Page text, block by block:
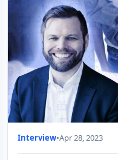
Interview•Apr 28, 2023